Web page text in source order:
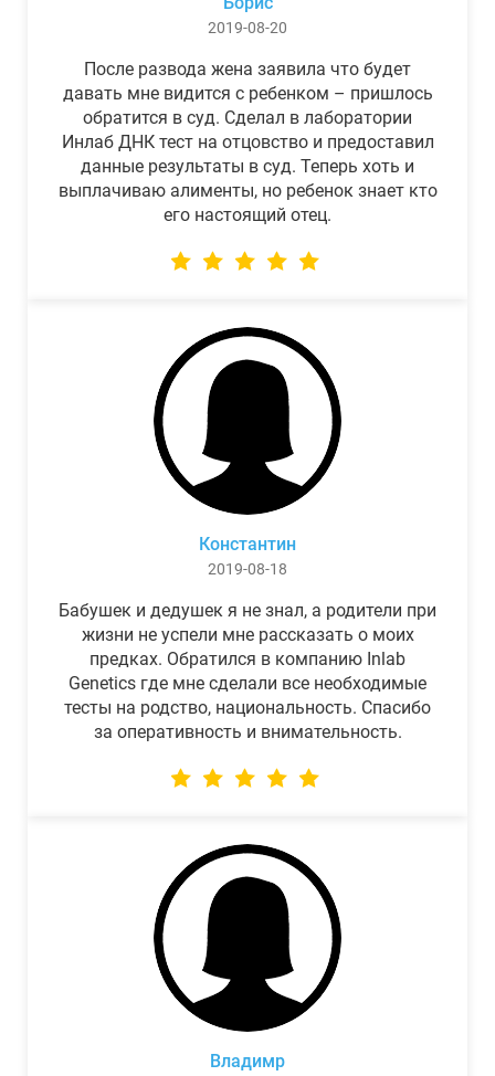
2019-08-20
После развода жена заявила что будет
давать мне видится с ребенком – пришлось
обратится в суд. Сделал в лаборатории
Инлаб ДНК тест на отцовство и предоставил
данные результаты в суд. Теперь хоть и
выплачиваю алименты, но ребенок знает кто
его настоящий отец.
Константин
2019-08-18
Бабушек и дедушек я не знал, а родители при
жизни не успели мне рассказать о моих
предках. Обратился в компанию Inlab
Genetics где мне сделали все необходимые
тесты на родство, национальность. Спасибо
за оперативность и внимательность.
Владимр